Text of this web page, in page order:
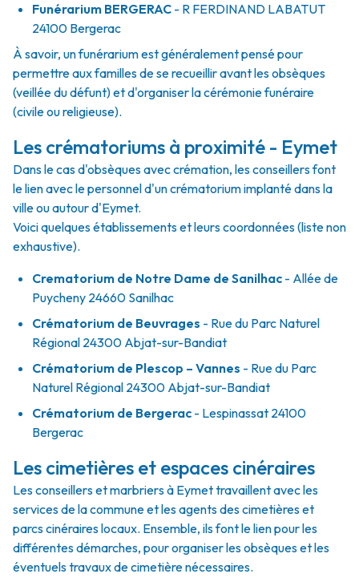
Funérarium BERGERAC - R FERDINAND LABATUT
24100 Bergerac
À savoir, un funérarium est généralement pensé pour
permettre aux familles de se recueillir avant les obsèques
(veillée du défunt) et d'organiser la cérémonie funéraire
(civile ou religieuse).
Les crématoriums à proximité - Eymet
Dans le cas d'obsèques avec crémation, les conseillers font
le lien avec le personnel d'un crématorium implanté dans la
ville ou autour d'Eymet.
Voici quelques établissements et leurs coordonnées (liste non
exhaustive).
Crematorium de Notre Dame de Sanilhac - Allée de
Puycheny 24660 Sanilhac
Crématorium de Beuvrages - Rue du Parc Naturel
Régional 24300 Abjat-sur-Bandiat
Crématorium de Plescop – Vannes - Rue du Parc
Naturel Régional 24300 Abjat-sur-Bandiat
Crématorium de Bergerac - Lespinassat 24100
Bergerac
Les cimetières et espaces cinéraires
Les conseillers et marbriers à Eymet travaillent avec les
services de la commune et les agents des cimetières et
parcs cinéraires locaux. Ensemble, ils font le lien pour les
différentes démarches, pour organiser les obsèques et les
éventuels travaux de cimetière nécessaires.